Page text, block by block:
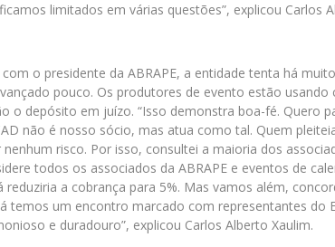
limitados em várias questões”, explicou Carlos
o presidente da ABRAPE, a entidade tenta há
pouco. Os produtores de evento estão
o depósito em juízo. “Isso demonstra boa-fé. Quero
não é nosso sócio, mas atua como tal. Quem
nenhum risco. Por isso, consultei a maioria dos
todos os associados da ABRAPE e eventos de
reduziria a cobrança para 5%. Mas vamos além,
temos um encontro marcado com representantes do
e duradouro”, explicou Carlos Alberto Xaulim.